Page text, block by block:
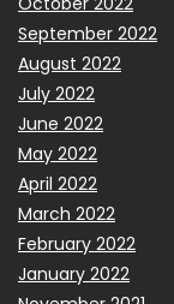
September 2022
August 2022
July 2022
June 2022
May 2022
April 2022
March 2022
February 2022
January 2022